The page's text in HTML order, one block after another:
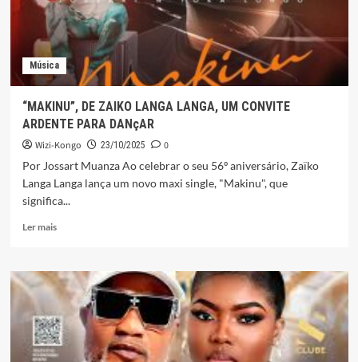
DE
AMOR,
PERDA
E
SUPERACÃO
Música
“MAKINU”, DE ZAIKO LANGA LANGA, UM CONVITE
ARDENTE PARA DANçAR
Wizi-Kongo 23/10/2025
0
Por Jossart Muanza Ao celebrar o seu 56º aniversário, Zaïko
Langa Langa lança um novo maxi single, "Makinu", que
significa...
Ler maisLeia
“MAKINU”,
DE
ZAIKO
LANGA
LANGA,
UM